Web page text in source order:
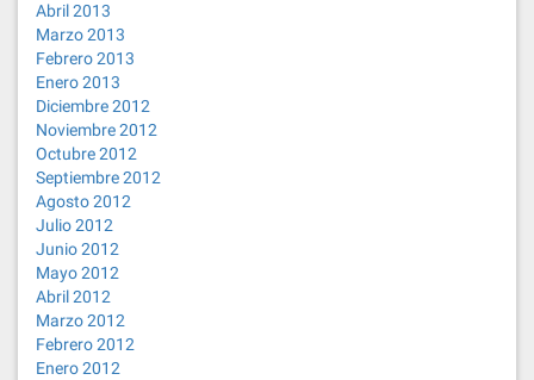
Abril 2013
Marzo 2013
Febrero 2013
Enero 2013
Diciembre 2012
Noviembre 2012
Octubre 2012
Septiembre 2012
Agosto 2012
Julio 2012
Junio 2012
Mayo 2012
Abril 2012
Marzo 2012
Febrero 2012
Enero 2012